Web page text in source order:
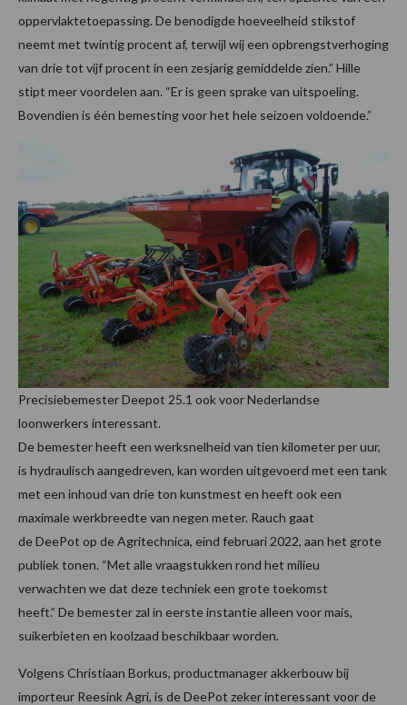
oppervlaktetoepassing. De benodigde hoeveelheid stikstof
neemt met twintig procent af, terwijl wij een opbrengstverhoging
van drie tot vijf procent in een zesjarig gemiddelde zien.” Hille
stipt meer voordelen aan. “Er is geen sprake van uitspoeling.
Bovendien is één bemesting voor het hele seizoen voldoende.”
Precisiebemester Deepot 25.1 ook voor Nederlandse
loonwerkers interessant.
De bemester heeft een werksnelheid van tien kilometer per uur,
is hydraulisch aangedreven, kan worden uitgevoerd met een tank
met een inhoud van drie ton kunstmest en heeft ook een
maximale werkbreedte van negen meter. Rauch gaat
de DeePot op de Agritechnica, eind februari 2022, aan het grote
publiek tonen. “Met alle vraagstukken rond het milieu
verwachten we dat deze techniek een grote toekomst
heeft.” De bemester zal in eerste instantie alleen voor mais,
suikerbieten en koolzaad beschikbaar worden.
Volgens Christiaan Borkus, productmanager akkerbouw bij
importeur Reesink Agri, is de DeePot zeker interessant voor de